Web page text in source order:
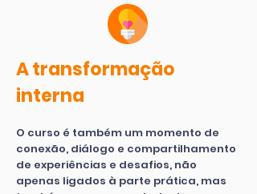
A transformação
interna
O curso é também um momento de
conexão, diálogo e compartilhamento
de experiências e desafios, não
apenas ligados à parte prática, mas